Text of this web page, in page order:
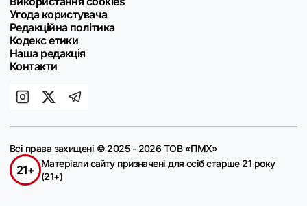
Угода користувача
Редакційна політика
Кодекс етики
Наша редакція
Контакти
Всі права захищені © 2025 - 2026 ТОВ «ПМХ»
21+
Матеріали сайту призначені для осіб старше 21 року
(21+)